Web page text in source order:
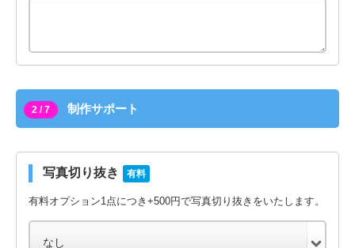
2 / 7 制作サポート
写真切り抜き 有料
有料オプション1点につき+500円で写真切り抜きをいたします。